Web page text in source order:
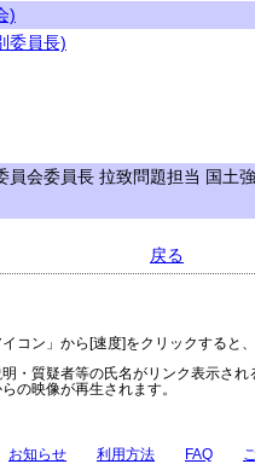
)
委員長)
会委員長 拉致問題担当 国土
戻る
イコン」から[速度]をクリックすると
明・質疑者等の氏名がリンク表示さ
の映像が再生されます。
お知らせ 利用方法 FAQ